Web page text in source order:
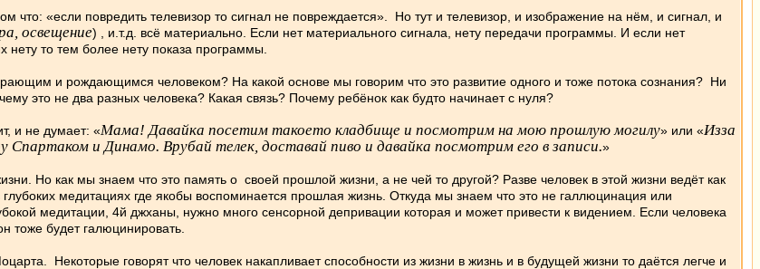
что: «если повредить телевизор то сигнал не повреждается». Но тут и телевизор, и изображение на нём, и сигнал, и
освещение) , и.т.д. всё материально. Если нет материального сигнала, нету передачи программы. И если нет
нету то тем более нету показа программы.
и рождающимся человеком? На какой основе мы говорим что это развитие одного и тоже потока сознания? Ни
это не два разных человека? Какая связь? Почему ребёнок как будто начинает с нуля?
и не думает: «Мама! Давайка посетим такоето кладбище и посмотрим на мою прошлую могилу» или «Изза
и Динамо. Врубай телек, доставай пиво и давайка посмотрим его в записи.»
Но как мы знаем что это память о своей прошлой жизни, а не чей то другой? Разве человек в этой жизни ведёт как
медитациях где якобы воспоминается прошлая жизнь. Откуда мы знаем что это не галлюцинация или
медитации, 4й джханы, нужно много сенсорной депривации которая и может привести к видением. Если человека
тоже будет галюцинировать.
Некоторые говорят что человек накапливает способности из жизни в жизнь и в будущей жизни то даётся легче и